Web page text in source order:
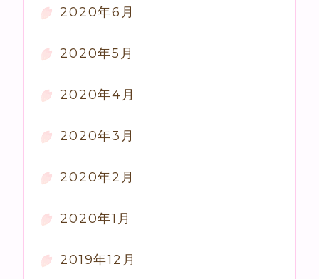
2020年6月
2020年5月
2020年4月
2020年3月
2020年2月
2020年1月
2019年12月